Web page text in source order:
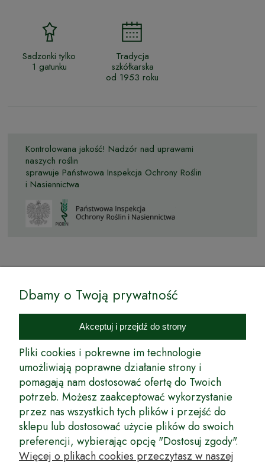
Sadzonki tylko
1 gatunku
Tradycja
szkółkarska
od 1953 roku
Kontrolowana jakość! Nadzór nad uprawami
naszych roślin
sprawuje Państwowa Inspekcja Ochrony Roślin
i Nasiennictwa
Internetowy Sklep Ogrodniczy Podkarpackie Sady to inicjatywa
podkarpackich szkółkarzy, której zamierzeniem jest wprowadzenie na
rynek wysokiej jakości drzewek owocowych, drzewek ozdobnych oraz
innych produktów pozwalających na uprawianie zarówno małych, jak
i dużych sadów oraz ogrodów.
Wspólnie stworzyliśmy dla Państwa kompleksową ofertę - wspaniałe
produkty, dary ziemi ze szkółek drzewek ozdobnych i owocowych,
których tradycje sięgają roku 1953. Drzewka produkowane są
z najwyższą starannością przez trzecie pokolenie plantatorów.
Długoletnie Doświadczenie sprawiło, że wszystkie drzewka cechuje
duża odporność na zmienne warunki atmosferyczne naszego klimatu
oraz niezwykły urodzaj. W ofercie naszego internetowego sklepu
Dbamy o Twoją prywatność
Akceptuj i przejdź do strony
Pliki cookies i pokrewne im technologie
umożliwiają poprawne działanie strony i
pomagają nam dostosować ofertę do Twoich
potrzeb. Możesz zaakceptować wykorzystanie
przez nas wszystkich tych plików i przejść do
sklepu lub dostosować użycie plików do swoich
preferencji, wybierając opcję "Dostosuj zgody".
Więcej o plikach cookies przeczytasz w naszej